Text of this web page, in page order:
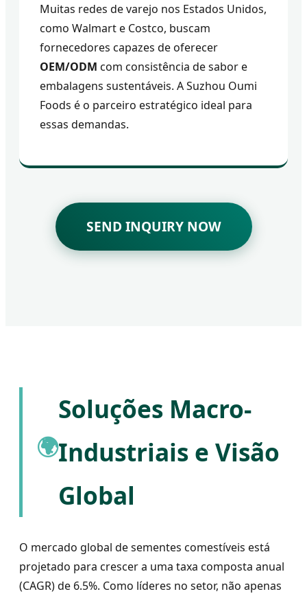
Muitas redes de varejo nos Estados Unidos,
como Walmart e Costco, buscam
fornecedores capazes de oferecer
OEM/ODM com consistência de sabor e
embalagens sustentáveis. A Suzhou Oumi
Foods é o parceiro estratégico ideal para
essas demandas.
SEND INQUIRY NOW
🌍
Soluções Macro-
Industriais e Visão
Global
O mercado global de sementes comestíveis está
projetado para crescer a uma taxa composta anual
(CAGR) de 6.5%. Como líderes no setor, não apenas